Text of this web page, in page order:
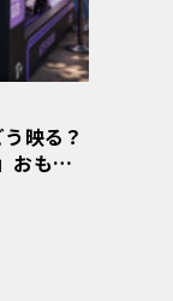
映る？
おもち